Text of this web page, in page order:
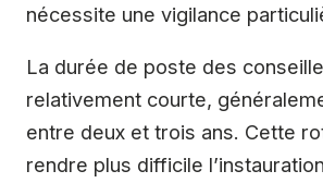
nécessite une vigilance
La durée de poste des
relativement courte,
entre deux et trois ans. Cette
rendre plus difficile